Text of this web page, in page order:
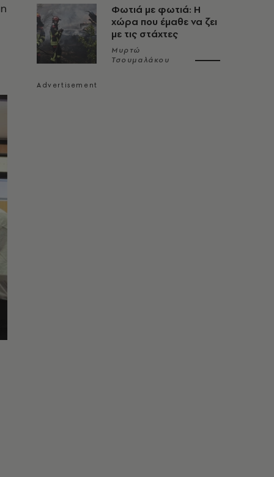
Φωτιά με φωτιά: Η
χώρα που έμαθε να ζει
με τις στάχτες
Μυρτώ
Τσουμαλάκου